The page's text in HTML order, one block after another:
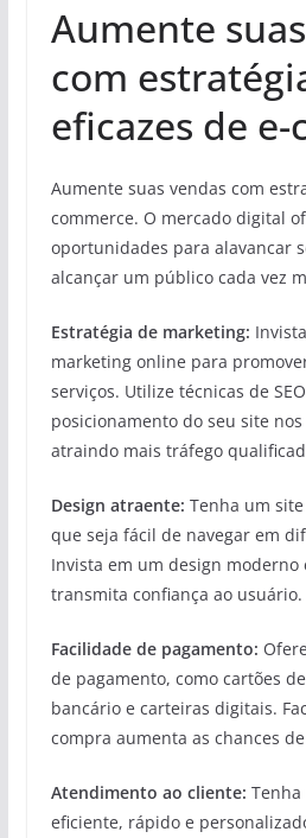
Aumente
com
eficazes de
Aumente suas vendas com
commerce. O mercado digital
oportunidades para alavancar
alcançar um público cada vez
Estratégia de marketing:
marketing online para
serviços. Utilize técnicas de
posicionamento do seu site
atraindo mais tráfego
Design atraente: Tenha um
que seja fácil de navegar em
Invista em um design
transmita confiança ao usuário.
Facilidade de pagamento:
de pagamento, como cartões
bancário e carteiras digitais.
compra aumenta as chances
Atendimento ao cliente:
eficiente, rápido e